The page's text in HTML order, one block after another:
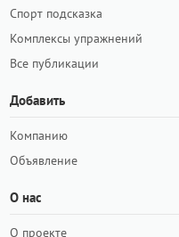
Спорт подсказка
Комплексы упражнений
Все публикации
Добавить
Компанию
Объявление
О нас
О проекте